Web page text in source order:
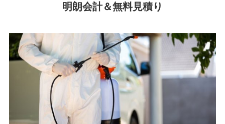
明朗会計＆無料見積り